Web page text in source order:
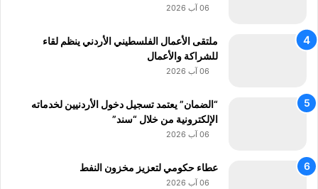
ج
ي
ع
ي
ة
06 آب 2026
ملتقى الأعمال الفلسطيني الأردني ينظم لقاء
للشراكة والأعمال
06 آب 2026
“الضمان” يعتمد تسجيل دخول الأردنيين لخدماته
الإلكترونية من خلال “سند”
06 آب 2026
عطاء حكومي لتعزيز مخزون النفط
06 آب 2026